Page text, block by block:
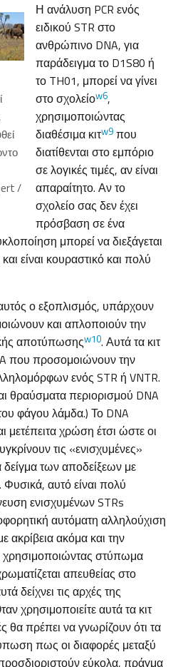
/
Η ανάλυση PCR ενός
ειδικού STR στο
ανθρώπινο DNA, για
παράδειγμα το D1S80 ή
το TH01, μπορεί να γίνει
στο σχολείοw6,
χρησιμοποιώντας
διαθέσιμα κιτw9 που
διατίθενται στο εμπόριο
σε λογικές τιμές, αν είναι
απαραίτητο. Αν το
σχολείο σας δεν έχει
πρόσβαση σε ένα
μπορεί να διεξάγεται
είναι κουραστικό και πολύ
ο εξοπλισμός, υπάρχουν
και απλοποιούν την
αποτύπωσηςw10. Αυτά τα κιτ
που προσομοιώνουν την
ενός STR ή VNTR.
θραύσματα περιορισμού DNA
φάγου λάμδα.) Το DNA
μετέπειτα χρώση έτσι ώστε οι
τις «ενισχυμένες»
των αποδείξεων με
αυτό είναι πολύ
ενισχυμένων STRs
αυτόματη αλληλούχιση
ακρίβεια ακόμα και την
χρησιμοποιώντας στύπωμα
απευθείας στο
δείχνει τις αρχές της
χρησιμοποιείτε αυτά τα κιτ
πρέπει να γνωρίζουν ότι τα
πως οι διαφορές μεταξύ
εύκολα, πράγμα